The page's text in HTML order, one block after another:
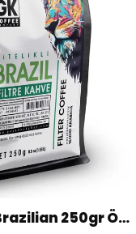
Filtre Kahve Brazilian 250gr Öğütülmüş